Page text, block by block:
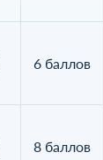
6 баллов
8 баллов